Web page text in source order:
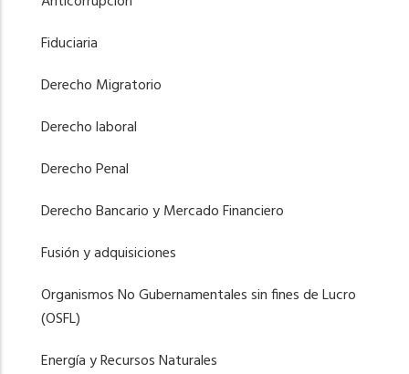
Fiduciaria
Derecho Migratorio
Derecho laboral
Derecho Penal
Derecho Bancario y Mercado Financiero
Fusión y adquisiciones
Organismos No Gubernamentales sin fines de Lucro
(OSFL)
Energía y Recursos Naturales